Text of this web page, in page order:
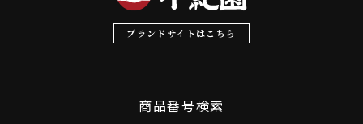
ブランドサイトはこちら
商品番号検索